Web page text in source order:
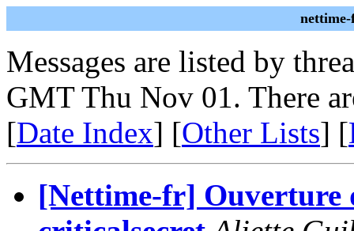
Messages are listed by
GMT Thu Nov 01. There
[Date Index] [Other Lists] [
[Nettime-fr] Ouverture